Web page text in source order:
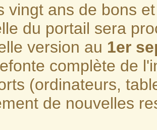
vingt ans de bons
du portail sera
version au 1er
complète de
(ordinateurs,
de nouvelles